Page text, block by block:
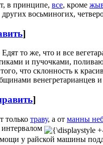
в принципе, все, кроме
других восьминогих,
]
Едят то же, что и все
и пучочками,
что склонность к
венегретарианцев
]
только траву, а от манны
у райской машины